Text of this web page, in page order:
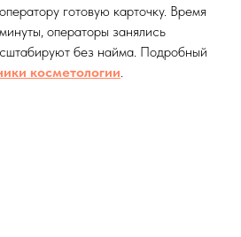
готовую карточку. Время
операторы занялись
без найма. Подробный
косметологии.